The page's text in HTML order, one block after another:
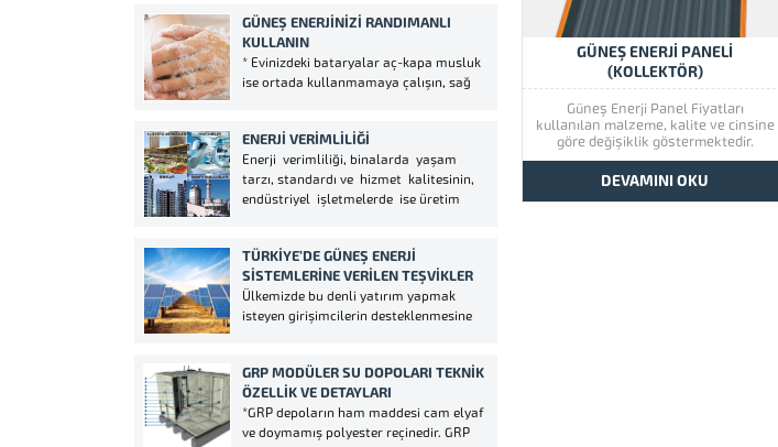
GÜNEŞ ENERJI PANELI
(KOLLEKTÖR)
Güneş Enerji Panel Fiyatları
kullanılan malzeme, kalite ve cinsine
göre değişiklik göstermektedir.
Genellikle kullanılan güneş enerji
paneli(kollektör) bakır, galvanizli ve
çelik panel şeklindedir. Panel klasik
güneş enerjilerinin suyu ısıtmaya
DEVAMINI OKU
sistemine bağlanır. Güneş enerjisinden
elde edilen sıcak suyun vermiş olduğu
ısıyı kullanım suyuna aktarır.
Kullanımdaki sıcak suyu önceden...
GÜNEŞ ENERJINIZI RANDIMANLI
KULLANIN
* Evinizdeki bataryalar aç-kapa musluk
ise ortada kullanmamaya çalışın, sağ
verimi düşecektir. Kışları yeteri kadar su
alamazsınız. * Güneş Enerjisinin suyunu
sık sık kullanırsanız eğer bir tabak, bir
bardak, bir kaşık,...
ENERJI VERIMLILIĞI
Enerji verimliliği, binalarda yaşam
tarzı, standardı ve hizmet kalitesinin,
endüstriyel işletmelerde ise üretim
miktarı başına enerji tüketiminin
azaltılmasıdır. Isıtma, aydınlatma ve
ulaşım ihtiyaçlarımızı doğal olarak
karşılarken, elektrikli ev eşyalarımızı
TÜRKIYE’DE GÜNEŞ ENERJI
SISTEMLERINE VERILEN TEŞVIKLER
Ülkemizde bu denli yatırım yapmak
isteyen girişimcilerin desteklenmesine
hemen sonra ilgili kanun hükümleri esas
alınarak teşvik belgelerinde KDV
muafiyetleri ve gümrük vergisi
muafiyetleri verilmekte. Ayrıca devlet
GRP MODÜLER SU DOPOLARI TEKNIK
ÖZELLIK VE DETAYLARI
*GRP depoların ham maddesi cam elyaf
ve doymamış polyester reçinedir. GRP